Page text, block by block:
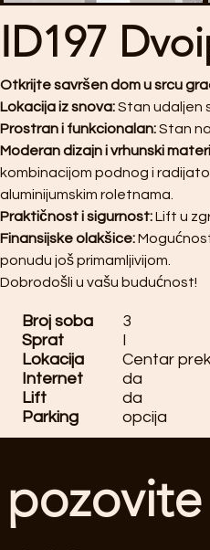
ID197
Otkrijte savršen dom u srcu
Lokacija iz snova: Stan udaljen
Prostran i funkcionalan: Stan
Moderan dizajn i vrhunski
kombinacijom podnog i
aluminijumskim roletnama.
Praktičnost i sigurnost: Lift u
Finansijske olakšice:
ponudu još primamljivijom.
Dobrodošli u vašu budućnost!
Broj soba 3
Sprat
I
Lokacija
Centar
Internet
da
Lift
da
Parking
opcija
pozovite